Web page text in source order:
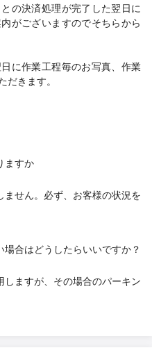
の決済処理が完了した翌日に
がございますのでそちらから
に作業工程毎のお写真、作業
きます。
ますか
せん。必ず、お客様の状況を
合はどうしたらいいですか？
ますが、その場合のパーキン